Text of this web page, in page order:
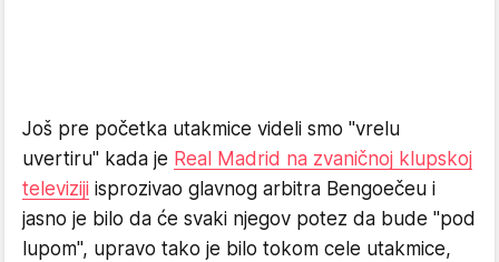
Još pre početka utakmice videli smo "vrelu
uvertiru" kada je Real Madrid na zvaničnoj klupskoj
televiziji isprozivao glavnog arbitra Bengoečeu i
jasno je bilo da će svaki njegov potez da bude "pod
lupom", upravo tako je bilo tokom cele utakmice,